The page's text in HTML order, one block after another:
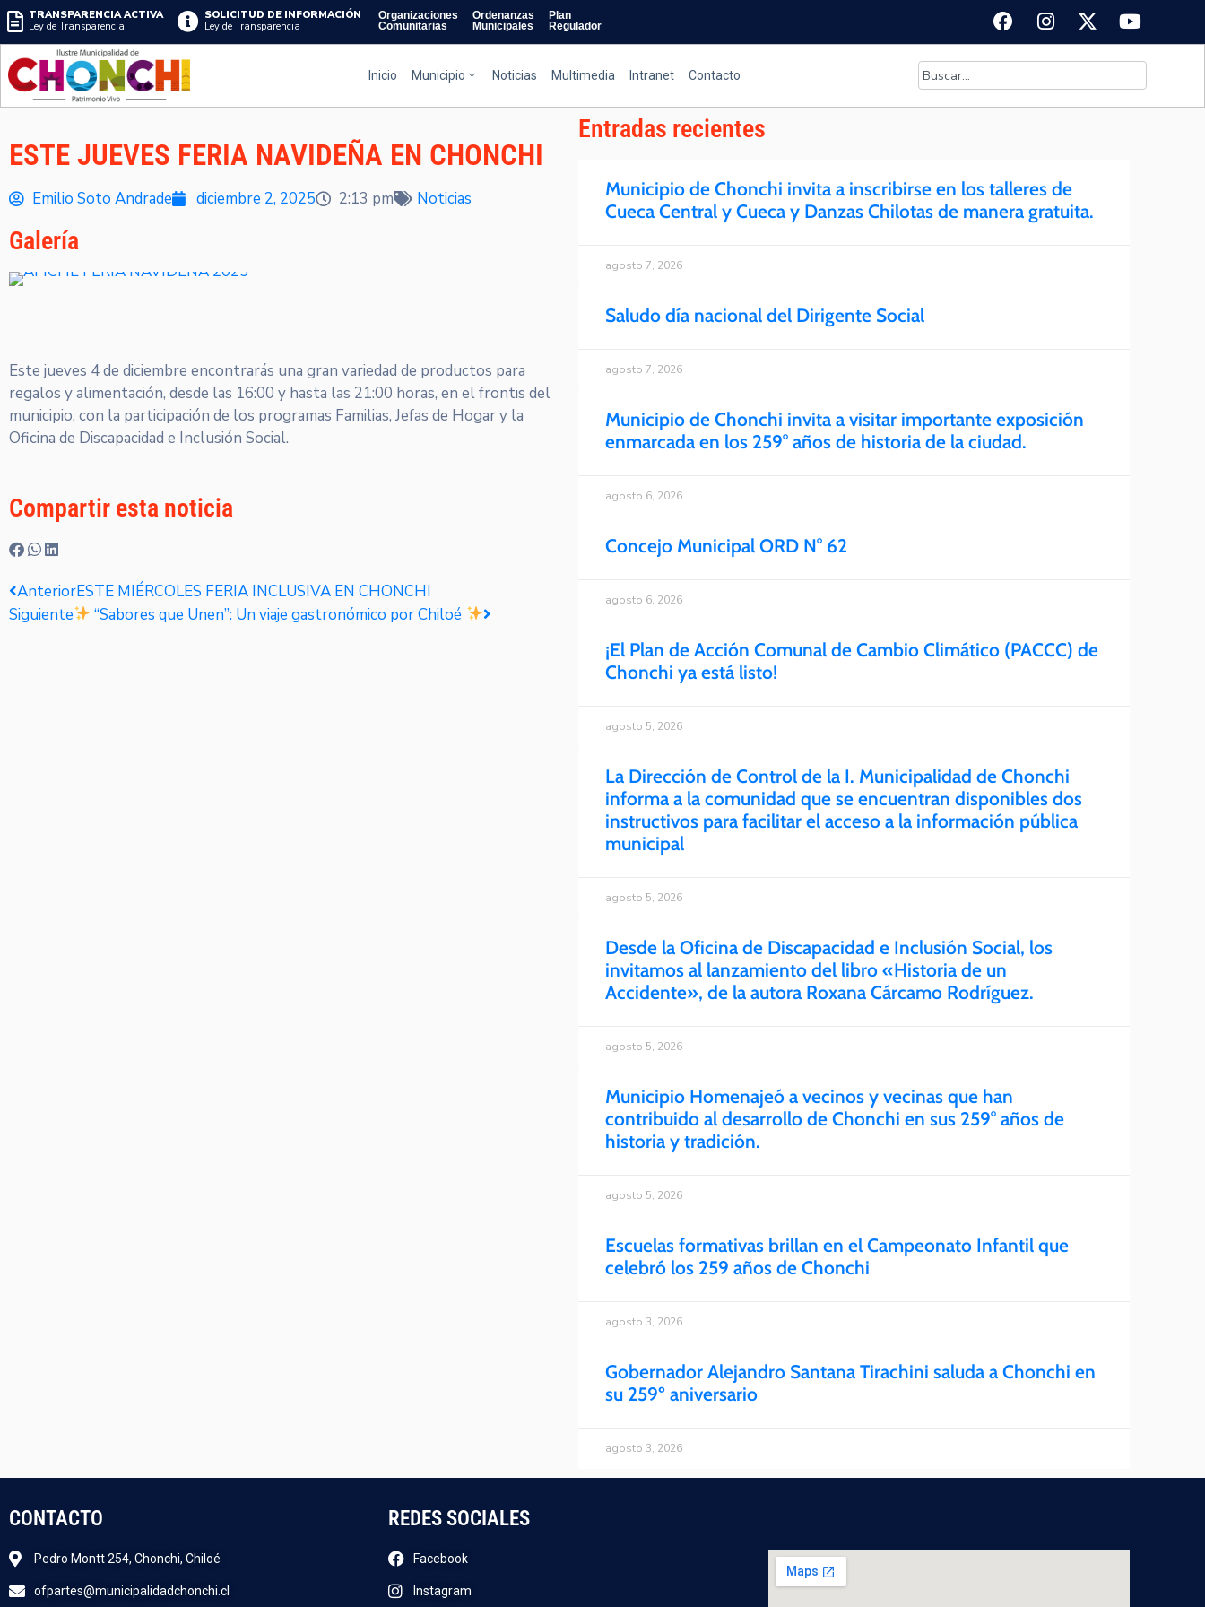
TRANSPARENCIA ACTIVA
Ley de Transparencia
SOLICITUD DE INFORMACIÓN
Ley de Transparencia
Comunitarias
Organizaciones
Municipales
Ordenanzas
Regulador
Plan
Inicio Municipio Noticias Multimedia Intranet Contacto
ESTE JUEVES FERIA NAVIDEÑA EN CHONCHI
Emilio Soto Andrade diciembre 2, 2025 2:13 pm Noticias
Galería
Este jueves 4 de diciembre encontrarás una gran variedad de productos para
regalos y alimentación, desde las 16:00 y hasta las 21:00 horas, en el frontis del
municipio, con la participación de los programas Familias, Jefas de Hogar y la
Oficina de Discapacidad e Inclusión Social.
Compartir esta noticia
AnteriorESTE MIÉRCOLES FERIA INCLUSIVA EN CHONCHI
Siguiente
“Sabores que Unen”: Un viaje gastronómico por Chiloé
Entradas recientes
Municipio de Chonchi invita a inscribirse en los talleres de
Cueca Central y Cueca y Danzas Chilotas de manera gratuita.
agosto 7, 2026
Saludo día nacional del Dirigente Social
agosto 7, 2026
Municipio de Chonchi invita a visitar importante exposición
enmarcada en los 259° años de historia de la ciudad.
agosto 6, 2026
Concejo Municipal ORD N° 62
agosto 6, 2026
¡El Plan de Acción Comunal de Cambio Climático (PACCC) de
Chonchi ya está listo!
agosto 5, 2026
La Dirección de Control de la I. Municipalidad de Chonchi
informa a la comunidad que se encuentran disponibles dos
instructivos para facilitar el acceso a la información pública
municipal
agosto 5, 2026
Desde la Oficina de Discapacidad e Inclusión Social, los
invitamos al lanzamiento del libro «Historia de un
Accidente», de la autora Roxana Cárcamo Rodríguez.
agosto 5, 2026
Municipio Homenajeó a vecinos y vecinas que han
contribuido al desarrollo de Chonchi en sus 259° años de
historia y tradición.
agosto 5, 2026
Escuelas formativas brillan en el Campeonato Infantil que
celebró los 259 años de Chonchi
agosto 3, 2026
Gobernador Alejandro Santana Tirachini saluda a Chonchi en
su 259º aniversario
agosto 3, 2026
CONTACTO
Pedro Montt 254, Chonchi, Chiloé
ofpartes@municipalidadchonchi.cl
REDES SOCIALES
Facebook
Instagram